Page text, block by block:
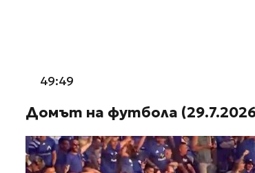
49:49
Домът на футбола